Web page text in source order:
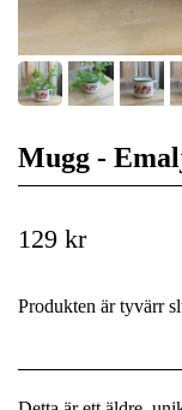
Mugg -
129 kr
Produkten är tyvärr